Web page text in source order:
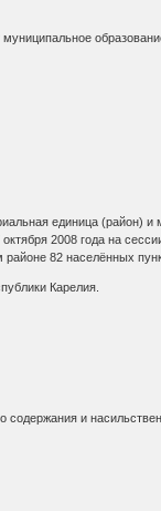
единица (район)
2008 года на
82 населённых
Карелия.
содержания и